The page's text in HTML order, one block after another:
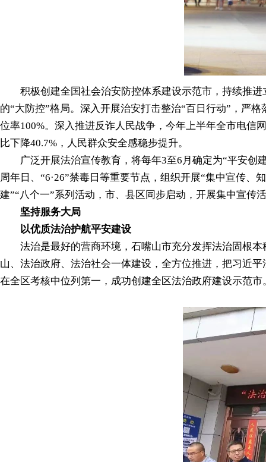
积极创建全国社会治安防控体系建设示范市，持续推进
的“大防控”格局。深入开展治安打击整治“百日行动”，严
位率100%。深入推进反诈人民战争，今年上半年全市电信
比下降40.7%，人民群众安全感稳步提升。
广泛开展法治宣传教育，将每年3至6月确定为“平安创建
周年日、“6·26”禁毒日等重要节点，组织开展“集中宣传
建”“八个一”系列活动，市、县区同步启动，开展集中宣传
坚持服务大局
以优质法治护航平安建设
法治是最好的营商环境，石嘴山市充分发挥法治固根本
山、法治政府、法治社会一体建设，全方位推进，把习近
在全区考核中位列第一，成功创建全区法治政府建设示范市